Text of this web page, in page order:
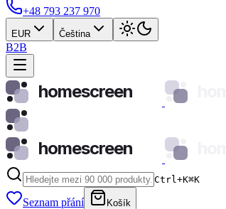
+48 793 237 970
EUR Čeština
B2B
homescreen
homescreen
Ctrl+K⌘K
Seznam přání Košík